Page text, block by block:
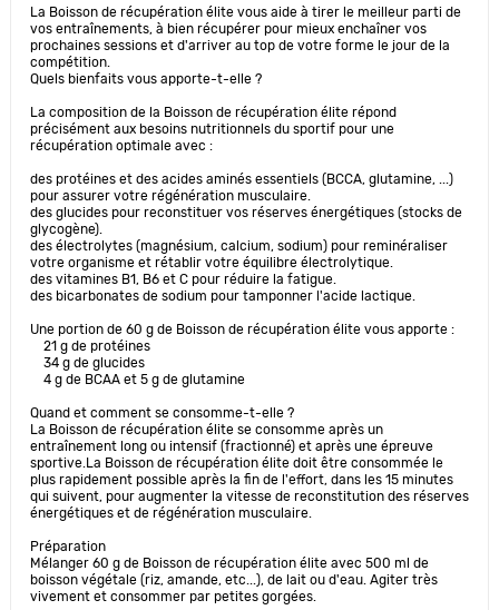
La Boisson de récupération élite vous aide à tirer le meilleur parti de
vos entraînements, à bien récupérer pour mieux enchaîner vos
prochaines sessions et d'arriver au top de votre forme le jour de la
compétition.
Quels bienfaits vous apporte-t-elle ?
La composition de la Boisson de récupération élite répond
précisément aux besoins nutritionnels du sportif pour une
récupération optimale avec :
des protéines et des acides aminés essentiels (BCCA, glutamine, ...)
pour assurer votre régénération musculaire.
des glucides pour reconstituer vos réserves énergétiques (stocks de
glycogène).
des électrolytes (magnésium, calcium, sodium) pour reminéraliser
votre organisme et rétablir votre équilibre électrolytique.
des vitamines B1, B6 et C pour réduire la fatigue.
des bicarbonates de sodium pour tamponner l'acide lactique.
Une portion de 60 g de Boisson de récupération élite vous apporte :
21 g de protéines
34 g de glucides
4 g de BCAA et 5 g de glutamine
Quand et comment se consomme-t-elle ?
La Boisson de récupération élite se consomme après un
entraînement long ou intensif (fractionné) et après une épreuve
sportive.La Boisson de récupération élite doit être consommée le
plus rapidement possible après la fin de l'effort, dans les 15 minutes
qui suivent, pour augmenter la vitesse de reconstitution des réserves
énergétiques et de régénération musculaire.
Préparation
Mélanger 60 g de Boisson de récupération élite avec 500 ml de
boisson végétale (riz, amande, etc...), de lait ou d'eau. Agiter très
vivement et consommer par petites gorgées.